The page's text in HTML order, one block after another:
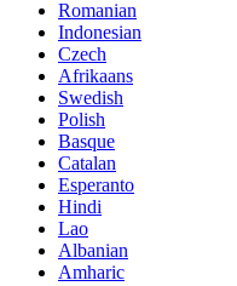
Romanian
Indonesian
Czech
Afrikaans
Swedish
Polish
Basque
Catalan
Esperanto
Hindi
Lao
Albanian
Amharic